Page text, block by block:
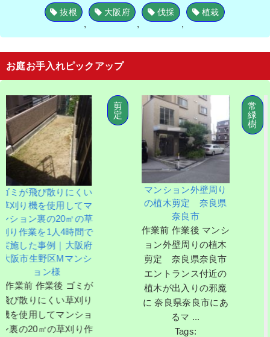
抜根
,
大阪府
,
伐採
,
植栽
お庭お手入れピックアップ
りにくい
用してマ
20㎡の草
4時間で
｜大阪府
Mマンシ
ゴミが
い草刈り
マンショ
草刈り作
剪
定
マンション外壁周り
の植木剪定 奈良県
作業前 作業後 マンシ
ョン外壁周りの植木
剪定 奈良県奈良市
エントランス付近の
植木が出入りの邪魔
に 奈良県奈良市にあ
常
緑
樹
4畳半程の
にある高
阪市旭区K
後 4畳半